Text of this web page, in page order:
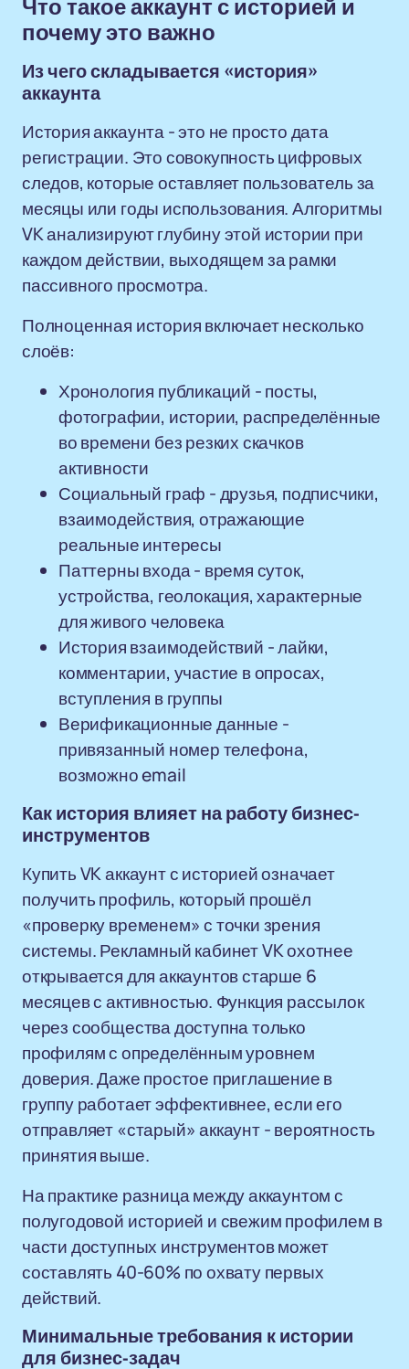
Что такое аккаунт с историей и
почему это важно
Из чего складывается «история»
аккаунта
История аккаунта - это не просто дата
регистрации. Это совокупность цифровых
следов, которые оставляет пользователь за
месяцы или годы использования. Алгоритмы
VK анализируют глубину этой истории при
каждом действии, выходящем за рамки
пассивного просмотра.
Полноценная история включает несколько
слоёв:
Хронология публикаций - посты,
фотографии, истории, распределённые
во времени без резких скачков
активности
Социальный граф - друзья, подписчики,
взаимодействия, отражающие
реальные интересы
Паттерны входа - время суток,
устройства, геолокация, характерные
для живого человека
История взаимодействий - лайки,
комментарии, участие в опросах,
вступления в группы
Верификационные данные -
привязанный номер телефона,
возможно email
Как история влияет на работу бизнес-
инструментов
Купить VK аккаунт с историей означает
получить профиль, который прошёл
«проверку временем» с точки зрения
системы. Рекламный кабинет VK охотнее
открывается для аккаунтов старше 6
месяцев с активностью. Функция рассылок
через сообщества доступна только
профилям с определённым уровнем
доверия. Даже простое приглашение в
группу работает эффективнее, если его
отправляет «старый» аккаунт - вероятность
принятия выше.
На практике разница между аккаунтом с
полугодовой историей и свежим профилем в
части доступных инструментов может
составлять 40-60% по охвату первых
действий.
Минимальные требования к истории
для бизнес-задач